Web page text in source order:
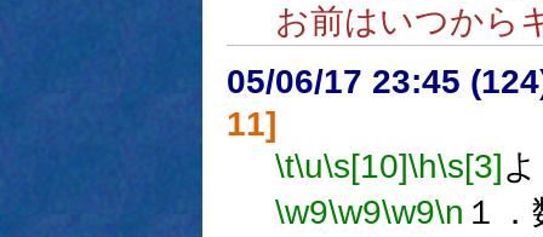
お前はいつから
05/06/17 23:45
11]
\t\u\s[10]\h\s[3]
\w9\w9\w9\n １